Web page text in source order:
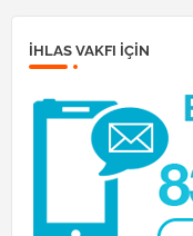
İHLAS VAKFI IÇIN